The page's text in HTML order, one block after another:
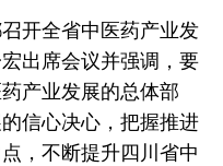
开全省中医药产业发
出席会议并强调，要
产业发展的总体部
信心决心，把握推进
，不断提升四川省中